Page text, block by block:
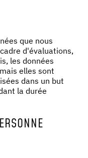
que nous
d'évaluations,
les données
elles sont
dans un but
la durée